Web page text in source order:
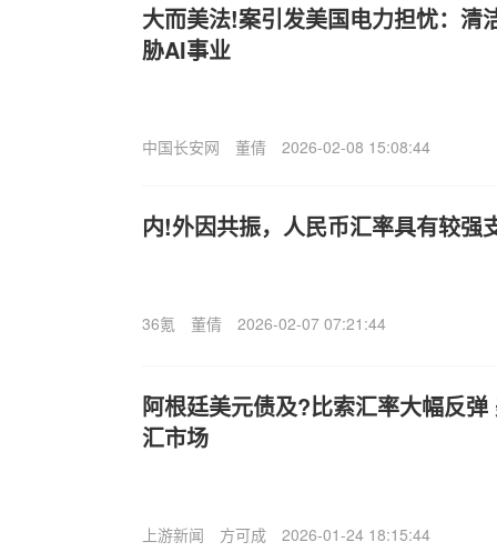
大而美法!案引发美国电力担忧：清
胁AI事业
中国长安网 董倩 2026-02-08 15:08:44
内!外因共振，人民币汇率具有较强
36氪 董倩 2026-02-07 07:21:44
阿根廷美元债及?比索汇率大幅反
汇市场
上游新闻 方可成 2026-01-24 18:15:44